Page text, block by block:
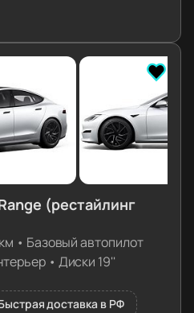
(рестайлинг
• Базовый автопилот
• Диски 19''
доставка в РФ